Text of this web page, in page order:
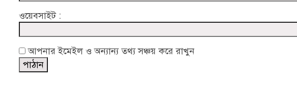
ওয়েবসাইট :
আপনার ইমেইল ও অন্যান্য তথ্য সঞ্চয় করে রাখুন